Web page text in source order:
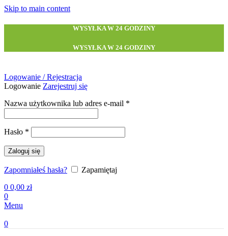
Skip to main content
WYSYŁKA W 24 GODZINY
WYSYŁKA W 24 GODZINY
Logowanie / Rejestracja
Logowanie Zarejestruj się
Nazwa użytkownika lub adres e-mail *
Hasło *
Zaloguj się
Zapomniałeś hasła?
Zapamiętaj
0 0,00 zł
0
Menu
0